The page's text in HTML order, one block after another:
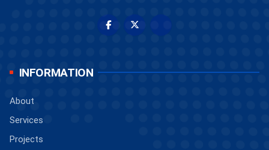
INFORMATION
About
Services
Projects